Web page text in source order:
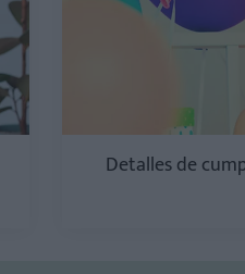
Detalles de